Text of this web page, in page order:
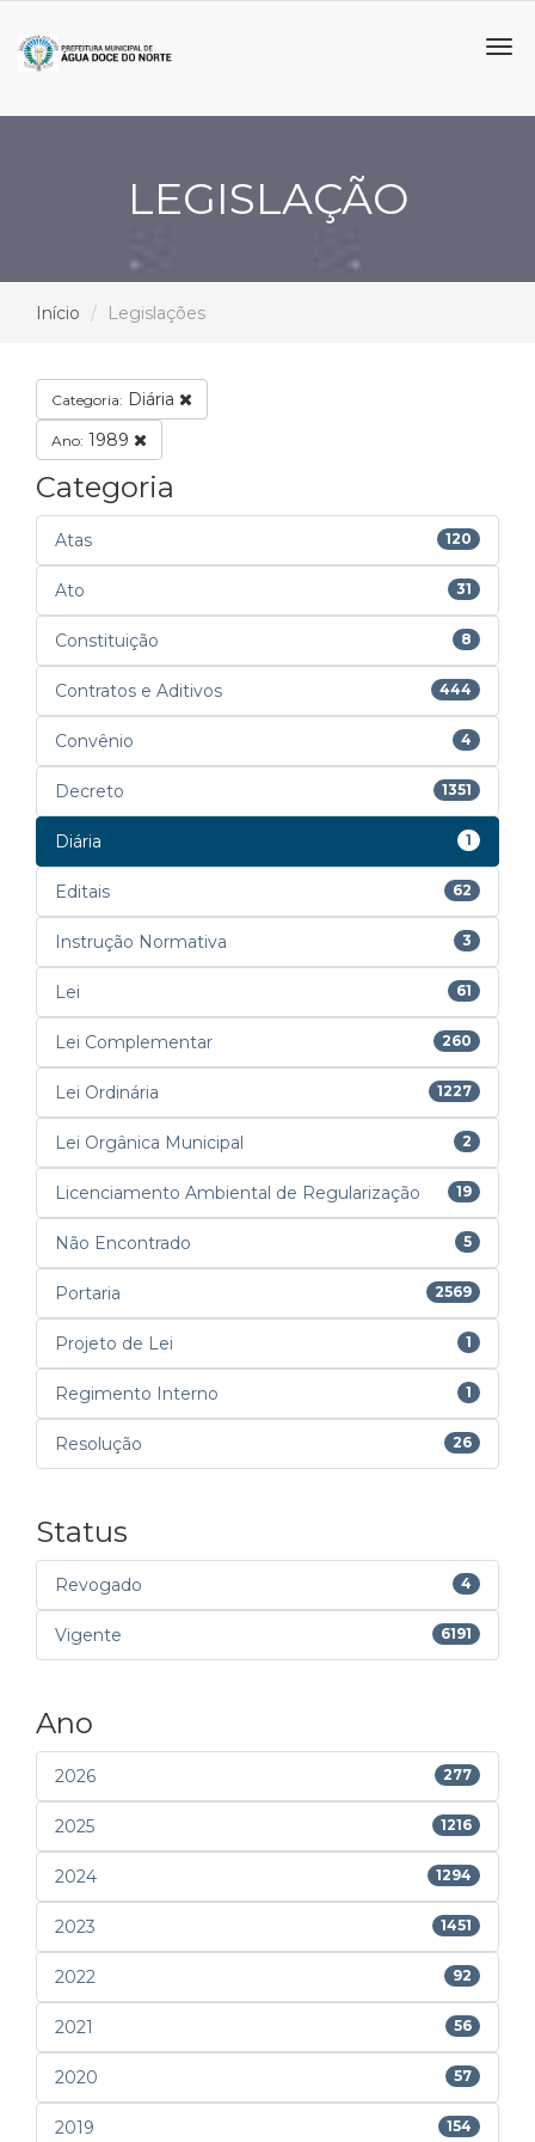
LEGISLAÇÃO
Início Legislações
Categoria: Diária
Ano: 1989
Categoria
Atas 120
Ato 31
Constituição 8
Contratos e Aditivos 444
Convênio 4
Decreto 1351
Diária 1
Editais 62
Instrução Normativa 3
Lei 61
Lei Complementar 260
Lei Ordinária 1227
Lei Orgânica Municipal 2
Licenciamento Ambiental de Regularização 19
Não Encontrado 5
Portaria 2569
Projeto de Lei 1
Regimento Interno 1
Resolução 26
Status
Revogado 4
Vigente 6191
Ano
2026 277
2025 1216
2024 1294
2023 1451
2022 92
2021 56
2020 57
2019 154